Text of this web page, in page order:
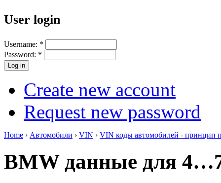
User login
Username: *
Password: *
Create new account
Request new password
Home › Автомобили › VIN › VIN коды автомобилей - принцип
BMW данные для